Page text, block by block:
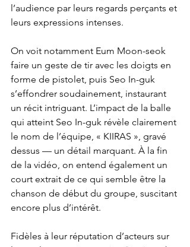
l’audience par leurs regards perçants et
leurs expressions intenses.
On voit notamment Eum Moon-seok
faire un geste de tir avec les doigts en
forme de pistolet, puis Seo In-guk
s’effondrer soudainement, instaurant
un récit intriguant. L’impact de la balle
qui atteint Seo In-guk révèle clairement
le nom de l’équipe, « KIIRAS », gravé
dessus — un détail marquant. À la fin
de la vidéo, on entend également un
court extrait de ce qui semble être la
chanson de début du groupe, suscitant
encore plus d’intérêt.
Fidèles à leur réputation d’acteurs sur